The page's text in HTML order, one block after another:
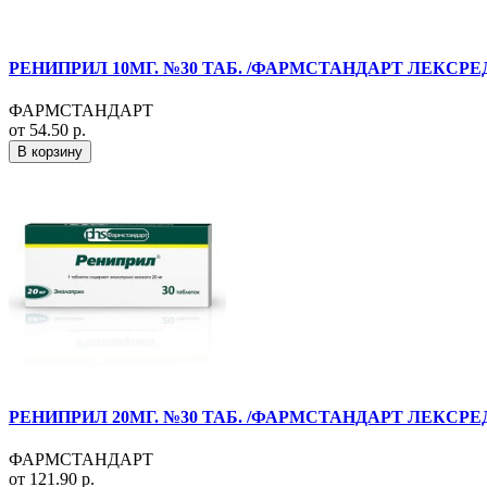
РЕНИПРИЛ 10МГ. №30 ТАБ. /ФАРМСТАНДАРТ
ФАРМСТАНДАРТ
от 54.50 р.
В корзину
РЕНИПРИЛ 20МГ. №30 ТАБ. /ФАРМСТАНДАРТ
ФАРМСТАНДАРТ
от 121.90 р.